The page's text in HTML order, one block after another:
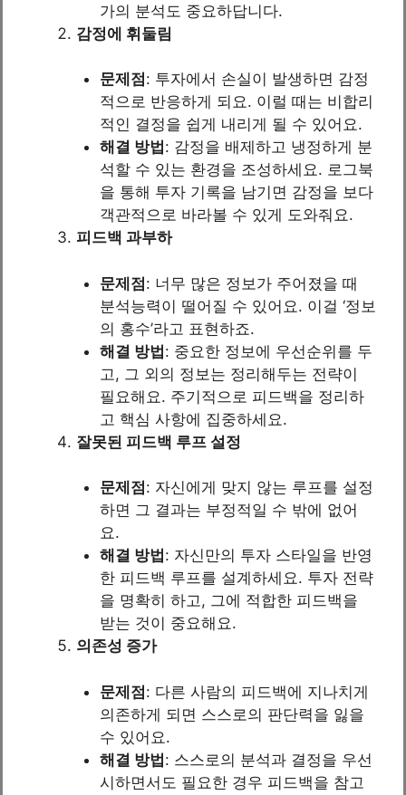
가의 분석도 중요하답니다.
감정에 휘둘림
문제점 : 투자에서 손실이 발생하면 감정
적으로 반응하게 되요. 이럴 때는 비합리
적인 결정을 쉽게 내리게 될 수 있어요.
해결 방법 : 감정을 배제하고 냉정하게 분
석할 수 있는 환경을 조성하세요. 로그북
을 통해 투자 기록을 남기면 감정을 보다
객관적으로 바라볼 수 있게 도와줘요.
피드백 과부하
문제점: 너무 많은 정보가 주어졌을 때
분석능력이 떨어질 수 있어요. 이걸 ‘정보
의 홍수’라고 표현하죠.
해결 방법: 중요한 정보에 우선순위를 두
고, 그 외의 정보는 정리해두는 전략이
필요해요. 주기적으로 피드백을 정리하
고 핵심 사항에 집중하세요.
잘못된 피드백 루프 설정
문제점 : 자신에게 맞지 않는 루프를 설정
하면 그 결과는 부정적일 수 밖에 없어
요.
해결 방법 : 자신만의 투자 스타일을 반영
한 피드백 루프를 설계하세요. 투자 전략
을 명확히 하고, 그에 적합한 피드백을
받는 것이 중요해요.
의존성 증가
문제점: 다른 사람의 피드백에 지나치게
의존하게 되면 스스로의 판단력을 잃을
수 있어요.
해결 방법: 스스로의 분석과 결정을 우선
시하면서도 필요한 경우 피드백을 참고